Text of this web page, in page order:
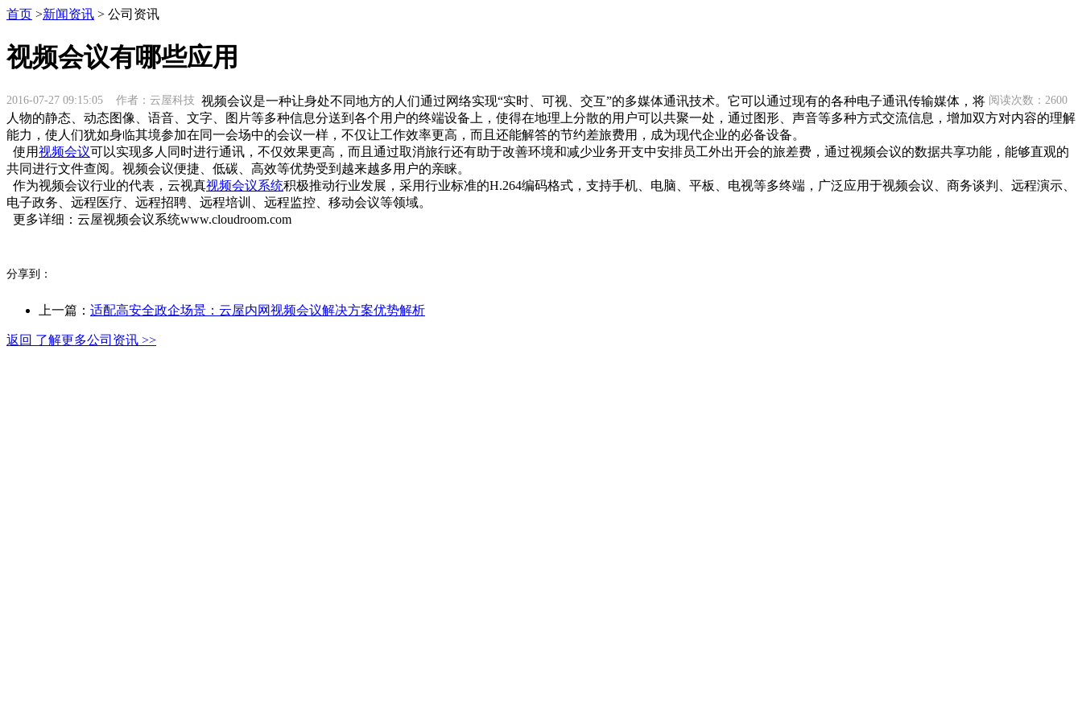
首页 >新闻资讯 > 公司资讯
视频会议有哪些应用
2016-07-27 09:15:05 作者：云屋科技 阅读次数：2600
视频会议是一种让身处不同地方的人们通过网络实现“实时、可视、交互”的多媒体通讯技术。它可以通过现有的各种电子通讯传输媒体，将
人物的静态、动态图像、语音、文字、图片等多种信息分送到各个用户的终端设备上，使得在地理上分散的用户可以共聚一处，通过图形、声音等多种方式交流信息，增加双方对内容的理解
能力，使人们犹如身临其境参加在同一会场中的会议一样，不仅让工作效率更高，而且还能解答的节约差旅费用，成为现代企业的必备设备。
使用视频会议可以实现多人同时进行通讯，不仅效果更高，而且通过取消旅行还有助于改善环境和减少业务开支中安排员工外出开会的旅差费，通过视频会议的数据共享功能，能够直观的
共同进行文件查阅。视频会议便捷、低碳、高效等优势受到越来越多用户的亲睐。
作为视频会议行业的代表，云视真视频会议系统积极推动行业发展，采用行业标准的H.264编码格式，支持手机、电脑、平板、电视等多终端，广泛应用于视频会议、商务谈判、远程演示、
电子政务、远程医疗、远程招聘、远程培训、远程监控、移动会议等领域。
更多详细：云屋视频会议系统www.cloudroom.com
分享到：
上一篇： 适配高安全政企场景：云屋内网视频会议解决方案优势解析
返回 了解更多公司资讯 >>